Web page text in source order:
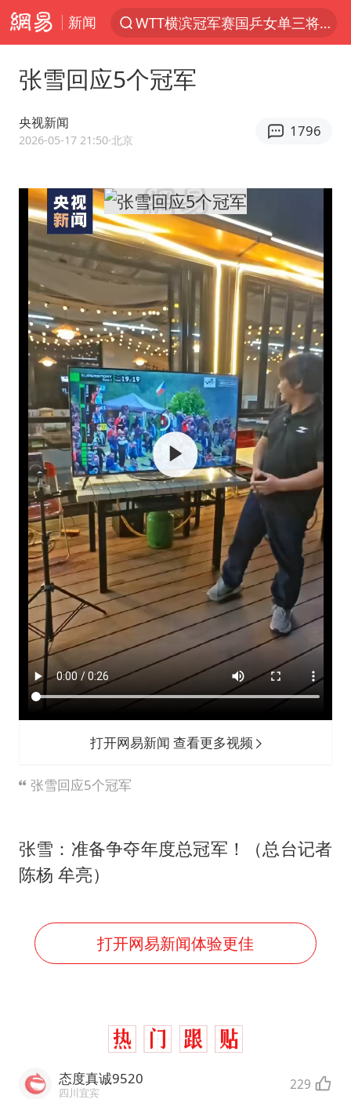
新闻
WTT横滨冠军赛国乒女单三将晋级四强
大V：马科斯把路走绝了
杭州全市有序停课
《欢迎来龙餐馆》口碑
检测列车撞人致11死2伤 涉事单位被罚
泰国初中生饮弹自尽前开了26枪
酒店花洒现排泄物住客索赔遭拒
宇树王兴兴被问了360多个问题
全民健身事业高质量发展
上四休三，但降薪1000元，你接受吗？
乐享全民健身 共筑健康中国
张雪回应5个冠军
央视新闻
2026-05-17 21:50·北京
1796
打开网易新闻 查看更多视频
张雪回应5个冠军
张雪：准备争夺年度总冠军！（总台记者
陈杨 牟亮）
打开网易新闻体验更佳
态度真诚9520
四川宜宾 229